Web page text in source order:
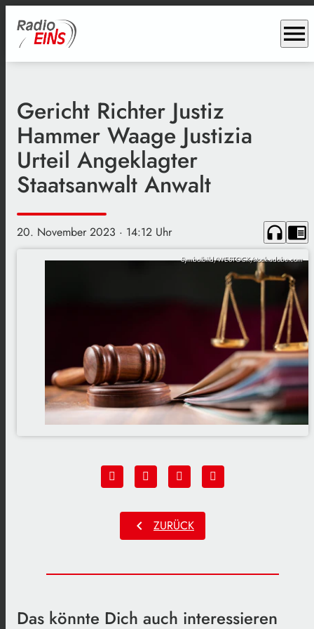
menu
Gericht Richter Justiz
Hammer Waage Justizia
Urteil Angeklagter
Staatsanwalt Anwalt
20. November 2023 · 14:12 Uhr headphones chrome_reader_mode
Symbolbild/WESTOCK/stock.adobe.com
chevron_left ZURÜCK
Das könnte Dich auch interessieren